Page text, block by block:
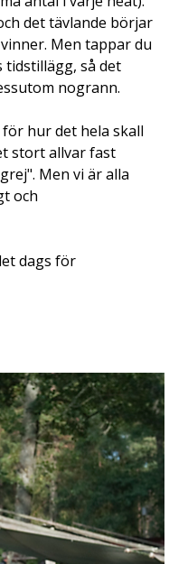
det tävlande börjar
Men tappar du
så det
nogrann.
hur det hela skall
stort allvar fast
Men vi är alla
och
dags för